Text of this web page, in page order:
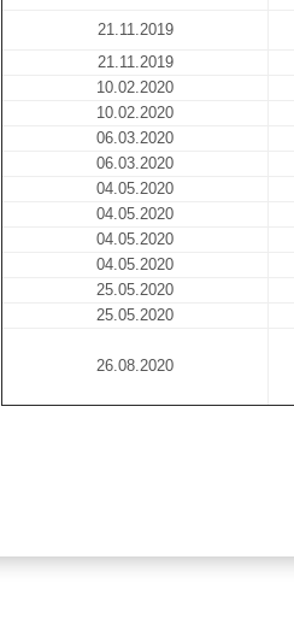
21.11.2019
21.11.2019
10.02.2020
10.02.2020
06.03.2020
06.03.2020
04.05.2020
04.05.2020
04.05.2020
04.05.2020
25.05.2020
25.05.2020
26.08.2020